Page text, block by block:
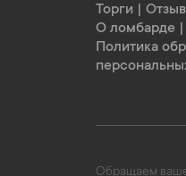
Торги
О ломбарде
Политика
Обращаем ваше